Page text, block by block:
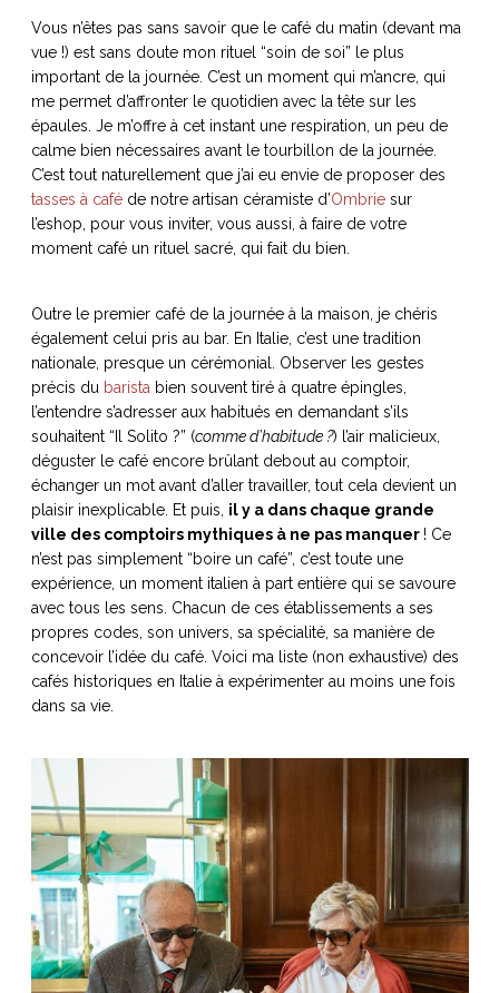
NOS ARTICLES ART ET DESIGN
Burano, la palette
de tous les
superlatifs
du
ART DE VIVRE ITALIEN
Notre palette
Virtuosa Venezia
ART ET DESIGN
Vous n’êtes pas sans savoir que le café du matin (devant ma
vue !) est sans doute mon rituel “soin de soi” le plus
important de la journée. C’est un moment qui m’ancre, qui
me permet d’affronter le quotidien avec la tête sur les
épaules. Je m’offre à cet instant une respiration, un peu de
calme bien nécessaires avant le tourbillon de la journée.
C’est tout naturellement que j’ai eu envie de proposer des
tasses à caféde notre artisan céramiste d’Ombriesur
l’eshop, pour vous inviter, vous aussi, à faire de votre
moment café un rituel sacré, qui fait du bien.
Outre le premier café de la journée à la maison, je chéris
également celui pris au bar. En Italie, c’est une tradition
nationale, presque un cérémonial. Observer les gestes
précis du barista bien souvent tiré à quatre épingles,
l’entendre s’adresser aux habitués en demandant s’ils
souhaitent “Il Solito ?” (comme d’habitude ?) l’air malicieux,
déguster le café encore brûlant debout au comptoir,
échanger un mot avant d’aller travailler, tout cela devient un
plaisir inexplicable. Et puis, il y a dans chaque grande
ville des comptoirs mythiques à ne pas manquer ! Ce
n’est pas simplement “boire un café”, c’est toute une
expérience, un moment italien à part entière qui se savoure
avec tous les sens. Chacun de ces établissements a ses
propres codes, son univers, sa spécialité, sa manière de
concevoir l’idée du café. Voici ma liste (non exhaustive) des
cafés historiques en Italie à expérimenter au moins une fois
dans sa vie.